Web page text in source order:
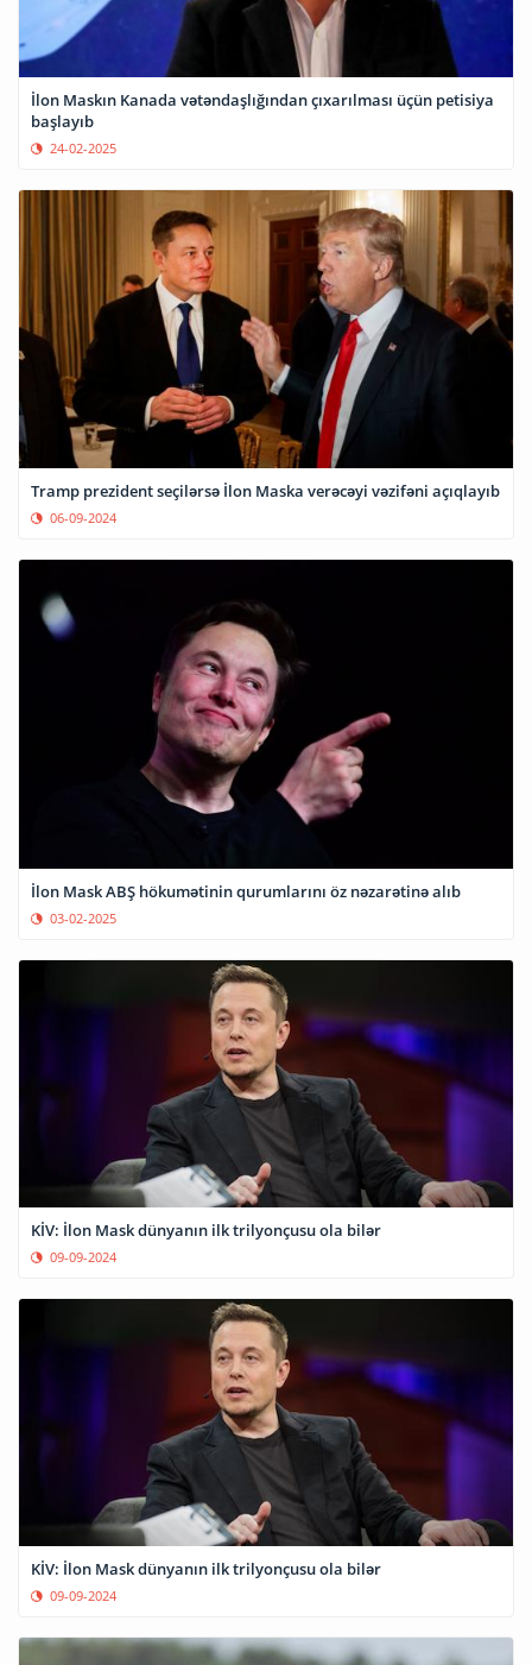
İlon Maskın Kanada vətəndaşlığından çıxarılması üçün petisiya
başlayıb
24-02-2025
Tramp prezident seçilərsə İlon Maska verəcəyi vəzifəni açıqlayıb
06-09-2024
İlon Mask ABŞ hökumətinin qurumlarını öz nəzarətinə alıb
03-02-2025
KİV: İlon Mask dünyanın ilk trilyonçusu ola bilər
09-09-2024
KİV: İlon Mask dünyanın ilk trilyonçusu ola bilər
09-09-2024